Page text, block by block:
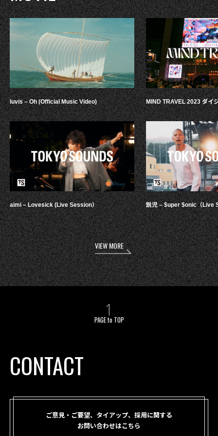
luvis – Oh (Official Music Video)
aimi – Lovesick (Live Session）
MIND TRAVEL 2023 ダイ
鋭児 – $uper $onic（Live
VIEW MORE
PAGE to TOP
CONTACT
ご意見・ご要望、タイアップ、採用に関する
お問い合わせはこちら